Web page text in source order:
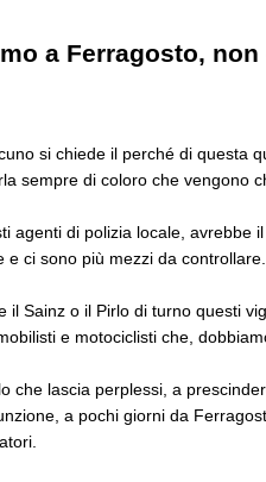
a Ferragosto,
si chiede il perché di questa
sempre di coloro che vengono
agenti di polizia locale, avrebbe
e ci sono più mezzi da controllare.
il Sainz o il Pirlo di turno questi
e motociclisti che,
che lascia perplessi, a
a pochi giorni da